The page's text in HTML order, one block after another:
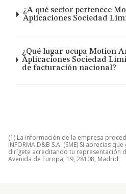
¿A qué sector pertenece
Aplicaciones Sociedad
¿Qué lugar ocupa Motion
Aplicaciones Sociedad
de facturación nacional?
(1) La información de la empresa
INFORMA D&B S.A. (SME) Si aprecias
dirígete acreditando tu representación
Avenida de Europa, 19, 28108, Madrid.